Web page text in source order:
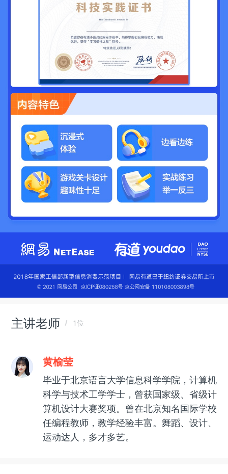
主讲老师 1位
黄榆莹
毕业于北京语言大学信息科学学院，计算机
科学与技术工学学士，曾获国家级、省级计
算机设计大赛奖项。曾在北京知名国际学校
任编程教师，教学经验丰富。舞蹈、设计、
运动达人，多才多艺。